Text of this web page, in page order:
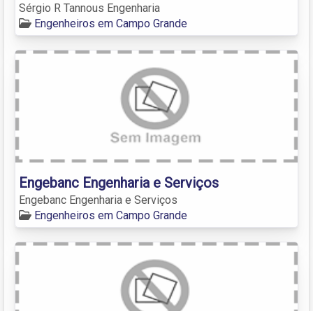
Sérgio R Tannous Engenharia
Engenheiros em Campo Grande
Engebanc Engenharia e Serviços
Engebanc Engenharia e Serviços
Engenheiros em Campo Grande